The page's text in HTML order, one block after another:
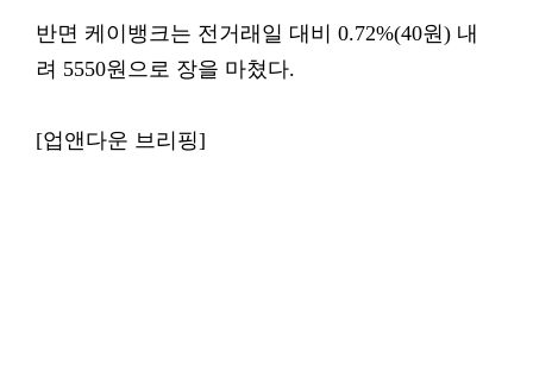
반면 케이뱅크는 전거래일 대비 0.72%(40원) 내
려 5550원으로 장을 마쳤다.
[업앤다운 브리핑]